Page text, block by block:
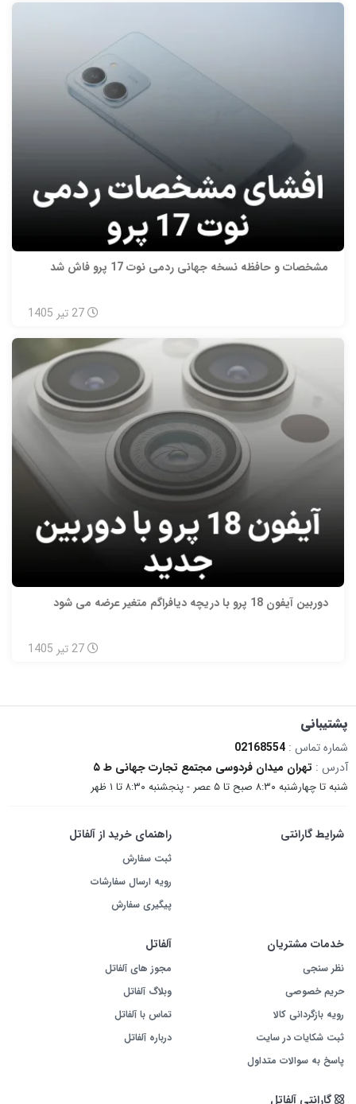
مشخصات و حافظه نسخه جهانی ردمی نوت 17 پرو فاش شد
27 تیر 1405
دوربین آیفون 18 پرو با دریچه دیافراگم متغیر عرضه می شود
27 تیر 1405
پشتیبانی
شماره تماس : 02168554
آدرس : تهران میدان فردوسی مجتمع تجارت جهانی ط ۵
شنبه تا چهارشنبه ۸:۳۰ صبح تا ۵ عصر - پنجشنبه ۸:۳۰ تا ۱ ظهر
شرایط گارانتی راهنمای خرید از آلفاتل
ثبت سفارش
رویه ارسال سفارشات
پیگیری سفارش
خدمات مشتریان
نظر سنجی
حریم خصوصی
رویه بازگردانی کالا
ثبت شکایات در سایت
پاسخ به سوالات متداول
آلفاتل
مجوز های آلفاتل
وبلاگ آلفاتل
تماس با آلفاتل
درباره آلفاتل
گارانتی آلفاتل